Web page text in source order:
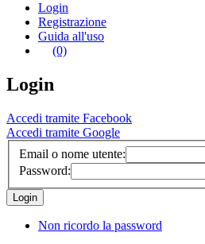
Login
Registrazione
Guida all'uso
(0)
Login
Accedi tramite Facebook
Accedi tramite Google
Email o nome utente:
Password:
Non ricordo la password